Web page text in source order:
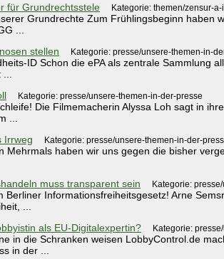
für Grundrechtsstele Kategorie: themen/zensur-
Grundrechte Zum Frühlingsbeginn haben
...
stellen Kategorie: presse/unsere-themen-in-
ID Schon die ePA als zentrale Sammlung
Kategorie: presse/unsere-themen-in-der-presse
Die Filmemacherin Alyssa Loh sagt in
...
Irrweg Kategorie: presse/unsere-themen-in-der-
Mehrmals haben wir uns gegen die bisher
muss transparent sein Kategorie:
Berliner Informationsfreiheitsgesetz! Arne
...
als EU-Digitalexpertin? Kategorie:
in die Schranken weisen LobbyControl.de
in der ...